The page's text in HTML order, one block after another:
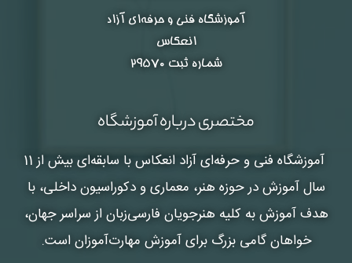
آموزشگاه فنی و حرفه‌ای آزاد
انعکاس
شماره ثبت ۲۹۵۷۰
مختصری درباره آموزشگاه
آموزشگاه فنی و حرفه‌ای آزاد انعکاس
با سابقه‌ای بیش از 11
سال آموزش در حوزه هنر، معماری و دکوراسیون داخلی، با
هدف آموزش به کلیه هنرجویان فارسی‌زبان از سراسر جهان،
خواهان گامی بزرگ برای آموزش مهارت‌آموزان است.